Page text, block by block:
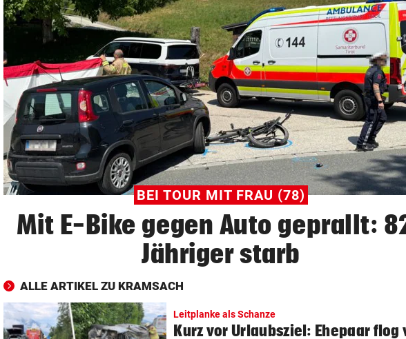
© Krone Multimedia GmbH & Co KG 2026
Muthgasse 2, 1190 Wien
BEI TOUR MIT FRAU (78)
Mit E-Bike gegen Auto geprallt:
Jähriger starb
ALLE ARTIKEL ZU KRAMSACH
Leitplanke als Schanze
Kurz vor Urlaubsziel: Ehepaar flog